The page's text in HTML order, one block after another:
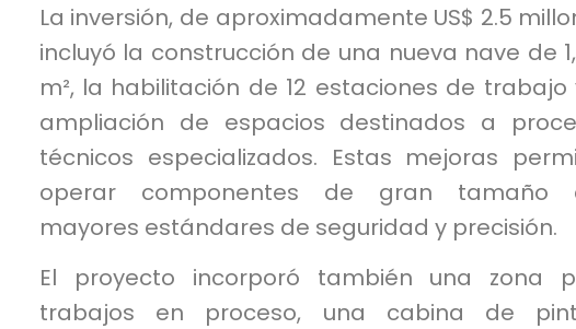
La inversión, de aproximadamente US$ 2.5
incluyó la construcción de una nueva nave de
m², la habilitación de 12 estaciones de trabajo
ampliación de espacios destinados a
técnicos especializados. Estas mejoras
operar componentes de gran tamaño
mayores estándares de seguridad y precisión.
El proyecto incorporó también una zona
trabajos en proceso, una cabina de